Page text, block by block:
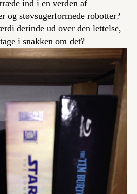
ind i en verden af
og støvsugerformede robotter?
derinde ud over den lettelse,
i snakken om det?